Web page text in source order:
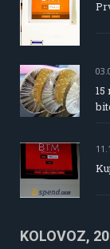
KOLOVOZ,